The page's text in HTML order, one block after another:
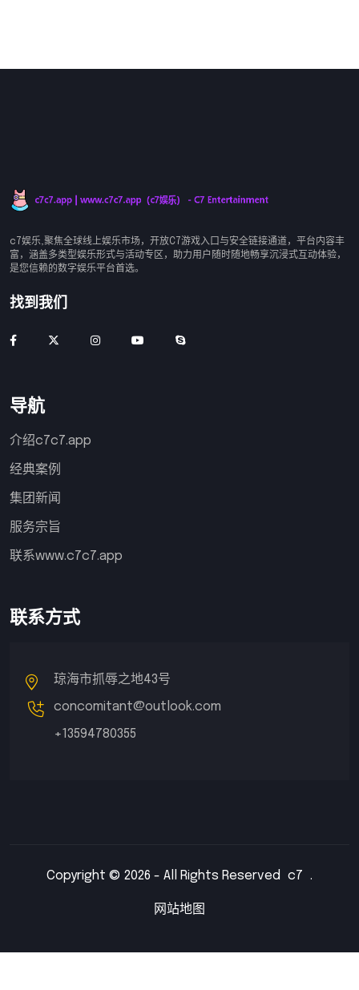
c7娱乐,聚焦全球线上娱乐市场，开放C7游戏入口与安全链接通道，平台内容丰
富，涵盖多类型娱乐形式与活动专区，助力用户随时随地畅享沉浸式互动体验，
是您信赖的数字娱乐平台首选。
找到我们
导航
介绍c7c7.app
经典案例
集团新闻
服务宗旨
联系www.c7c7.app
联系方式
琼海市抓辱之地43号
concomitant@outlook.com
+13594780355
Copyright © 2026 - All Rights Reserved c7 .
网站地图